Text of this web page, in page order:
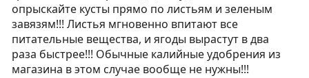
опрыскайте кусты прямо по листьям и зеленым
завязям!!! Листья мгновенно впитают все
питательные вещества, и ягоды вырастут в два
раза быстрее!!! Обычные калийные удобрения из
магазина в этом случае вообще не нужны!!!